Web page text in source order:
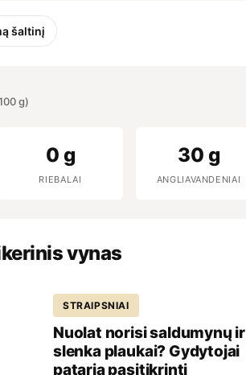
šaltinį
g)
0 g
RIEBALAI
30 g
ANGLIAVANDENIAI
vynas
STRAIPSNIAI
Nuolat norisi saldumynų ir
slenka plaukai? Gydytojai
pataria pasitikrinti